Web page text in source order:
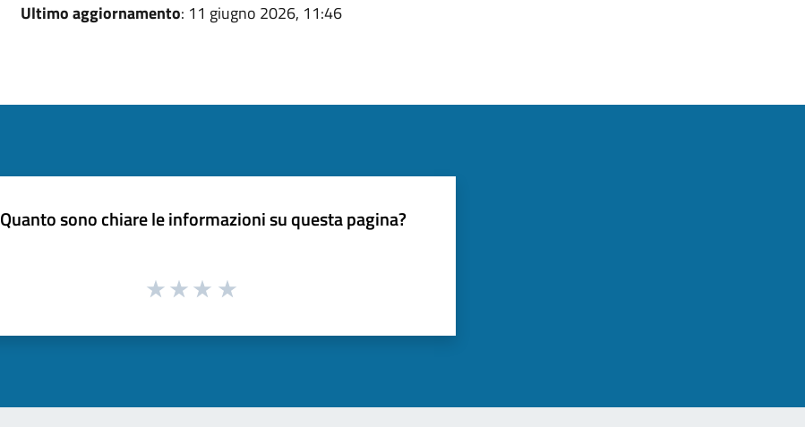
Ultimo aggiornamento: 11 giugno 2026, 11:46
Quanto sono chiare le informazioni su questa pagina?